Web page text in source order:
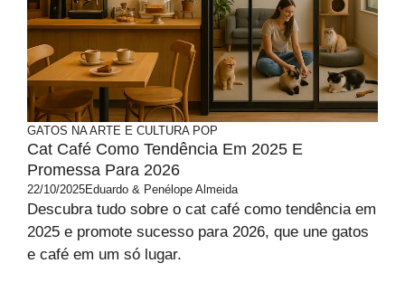
GATOS NA ARTE E CULTURA POP
Cat Café Como Tendência Em 2025 E
Promessa Para 2026
22/10/2025Eduardo & Penélope Almeida
Descubra tudo sobre o cat café como tendência em
2025 e promote sucesso para 2026, que une gatos
e café em um só lugar.